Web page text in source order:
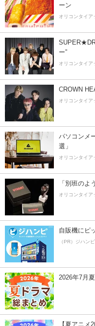
ーン
オリコンタイア
ー”
オリコンタイア
CROWN
オリコンタイア
パソコンメ
選」
オリコンタイア
「別班の
オリコンタイア
自販機にピ
（PR）ジハンピ
2026年7月
【夏アニメ